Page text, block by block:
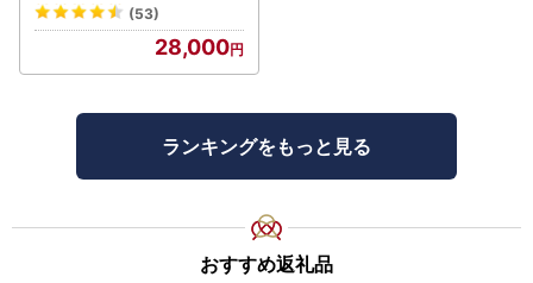
(53)
28,000
ランキングをもっと見る
おすすめ返礼品